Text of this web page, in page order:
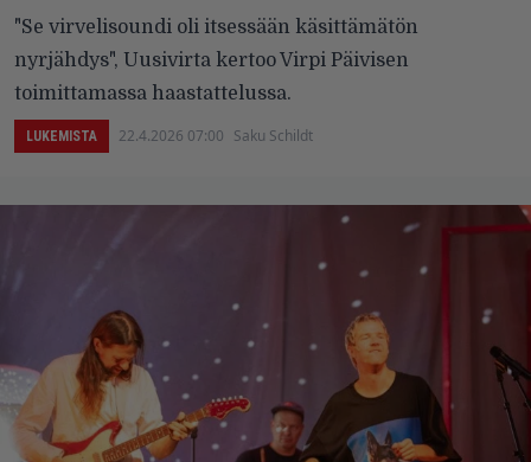
"Se virvelisoundi oli itsessään käsittämätön
nyrjähdys", Uusivirta kertoo Virpi Päivisen
toimittamassa haastattelussa.
LUKEMISTA 22.4.2026 07:00 Saku Schildt